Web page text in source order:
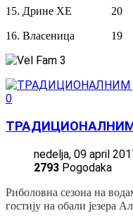
15. Дрине ХЕ 20
16. Власеница 19
0
nedelja, 09 april
2793 Pogodaka
Риболовна сезона на
гостију на обали језера